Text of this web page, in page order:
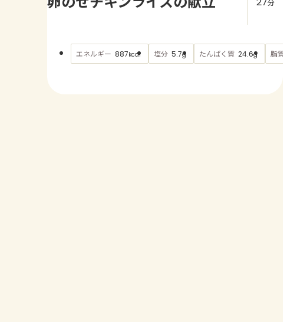
エネルギー 887kcal 塩分 5.7g たんぱく質 24.6g 脂質